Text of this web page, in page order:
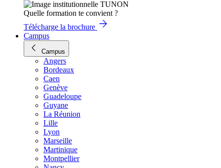
Quelle formation te convient ?
Télécharge la brochure
Campus
Campus
Angers
Bordeaux
Caen
Genève
Guadeloupe
Guyane
La Réunion
Lille
Lyon
Marseille
Martinique
Montpellier